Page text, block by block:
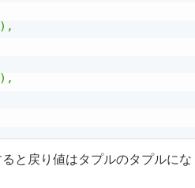
と戻り値はタプルのタプルにな